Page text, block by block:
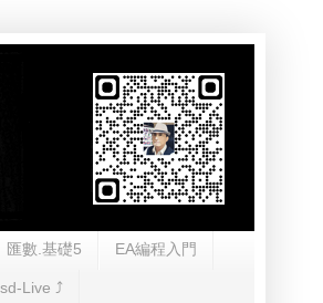
匯數.基礎5 EA編程入門
Live ⤴︎